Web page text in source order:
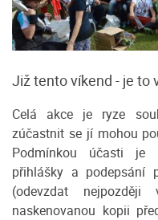
Již tento víkend - je to
Celá akce je ryze
zúčastnit se jí mohou
Podmínkou účasti je
přihlášky a podepsání
(odevzdat
naskenovanou kopii